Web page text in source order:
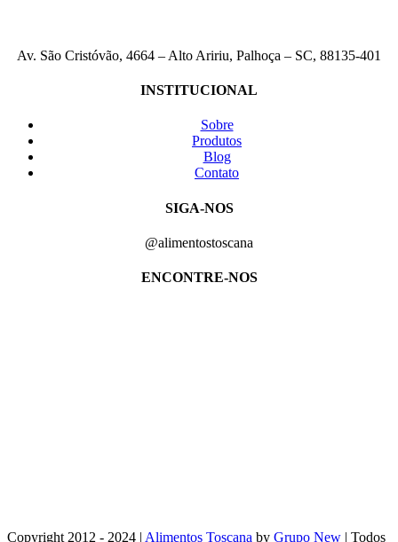
Av. São Cristóvão, 4664 – Alto Aririu, Palhoça – SC, 88135-401
INSTITUCIONAL
Sobre
Produtos
Blog
Contato
SIGA-NOS
@alimentostoscana
ENCONTRE-NOS
Copyright 2012 - 2024 | Alimentos Toscana by Grupo New | Todos